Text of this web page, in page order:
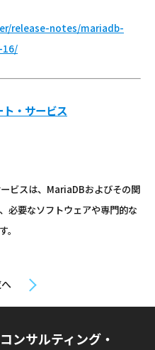
release-notes/mariadb-
16/
・サービス
ビスは、MariaDBおよびその関
必要なソフトウェアや専門的な
ンサルティング・